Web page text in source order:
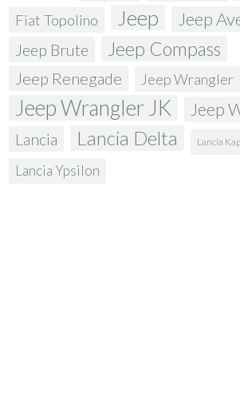
Fiat Topolino Jeep Jeep
Jeep Brute Jeep Compass
Jeep Renegade Jeep Wrangler
Jeep Wrangler JK Jeep
Lancia Lancia Delta Lancia
Lancia Ypsilon